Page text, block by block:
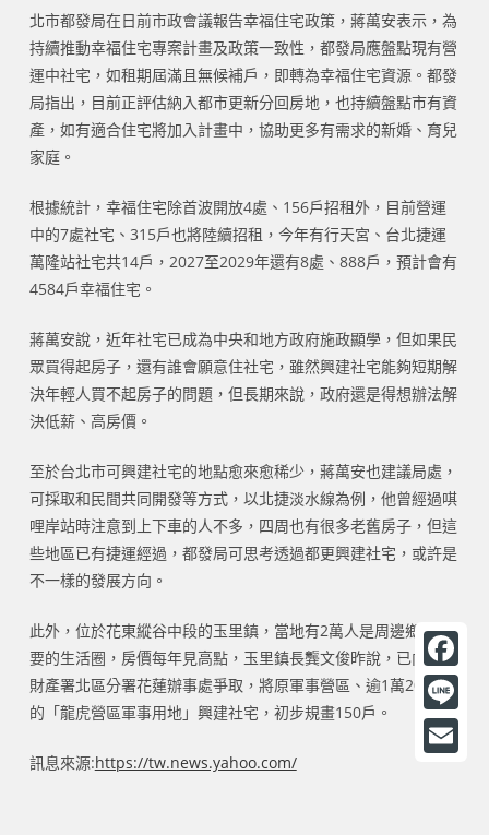
北市都發局在日前市政會議報告幸福住宅政策，蔣萬安表示，為
持續推動幸福住宅專案計畫及政策一致性，都發局應盤點現有營
運中社宅，如租期屆滿且無候補戶，即轉為幸福住宅資源。都發
局指出，目前正評估納入都市更新分回房地，也持續盤點市有資
產，如有適合住宅將加入計畫中，協助更多有需求的新婚、育兒
家庭。
根據統計，幸福住宅除首波開放4處、156戶招租外，目前營運
中的7處社宅、315戶也將陸續招租，今年有行天宮、台北捷運
萬隆站社宅共14戶，2027至2029年還有8處、888戶，預計會有
4584戶幸福住宅。
蔣萬安說，近年社宅已成為中央和地方政府施政顯學，但如果民
眾買得起房子，還有誰會願意住社宅，雖然興建社宅能夠短期解
決年輕人買不起房子的問題，但長期來說，政府還是得想辦法解
決低薪、高房價。
至於台北市可興建社宅的地點愈來愈稀少，蔣萬安也建議局處，
可採取和民間共同開發等方式，以北捷淡水線為例，他曾經過唭
哩岸站時注意到上下車的人不多，四周也有很多老舊房子，但這
些地區已有捷運經過，都發局可思考透過都更興建社宅，或許是
不一樣的發展方向。
此外，位於花東縱谷中段的玉里鎮，當地有2萬人是周邊鄉鎮主
要的生活圈，房價每年見高點，玉里鎮長龔文俊昨說，已向國有
財產署北區分署花蓮辦事處爭取，將原軍事營區、逾1萬2000坪
的「龍虎營區軍事用地」興建社宅，初步規畫150戶。
訊息來源:https://tw.news.yahoo.com/
F
a
c
L